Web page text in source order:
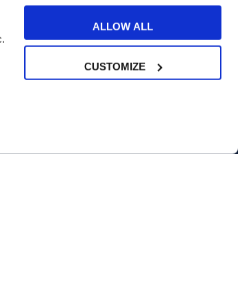
ALLOW ALL
CUSTOMIZE
Nazionali